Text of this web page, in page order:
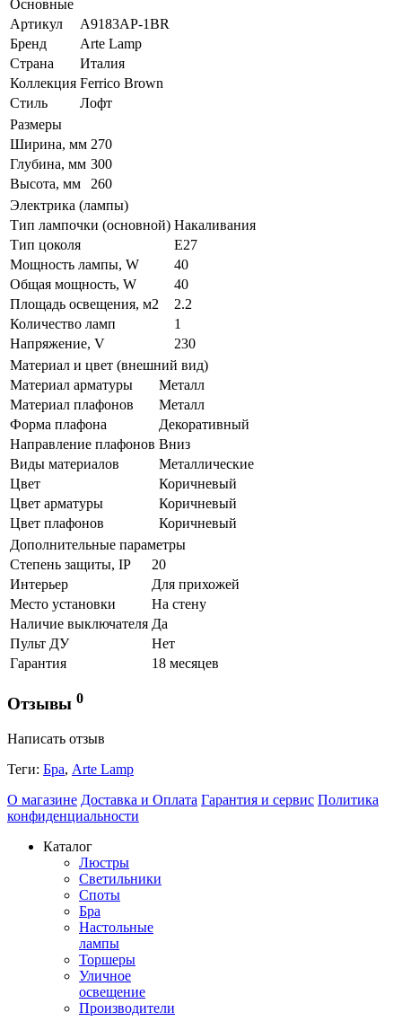
Основные
Артикул
A9183AP-1BR
Бренд
Arte Lamp
Страна
Италия
Коллекция Ferrico Brown
Стиль
Лофт
Размеры
Ширина, мм 270
Глубина, мм 300
Высота, мм
260
Электрика (лампы)
Тип лампочки (основной) Накаливания
Тип цоколя
E27
Мощность лампы, W
40
Общая мощность, W
40
Площадь освещения, м2
2.2
Количество ламп
1
Напряжение, V
230
Материал и цвет (внешний вид)
Материал арматуры
Металл
Материал плафонов
Металл
Форма плафона
Декоративный
Направление плафонов Вниз
Виды материалов
Металлические
Цвет
Коричневый
Цвет арматуры
Коричневый
Цвет плафонов
Коричневый
Дополнительные параметры
Степень защиты, IP
20
Интерьер
Для прихожей
Место установки
На стену
Наличие выключателя Да
Пульт ДУ
Нет
Гарантия
18 месяцев
Отзывы 0
Написать отзыв
Теги: Бра, Arte Lamp
О магазине Доставка и Оплата Гарантия и сервис Политика
конфиденциальности
Каталог
Люстры
Светильники
Споты
Бра
Настольные
лампы
Торшеры
Уличное
освещение
Производители